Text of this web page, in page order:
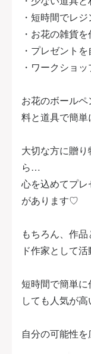
・短時間でレ
・お花の雑貨
・プレゼント
・ワークショ
お花のボール
料と道具で簡単
大切な方に贈
ら…
心を込めてプ
があります♡
もちろん、作
ド作家として活
短時間で簡単
しても人気が高
自分の可能性